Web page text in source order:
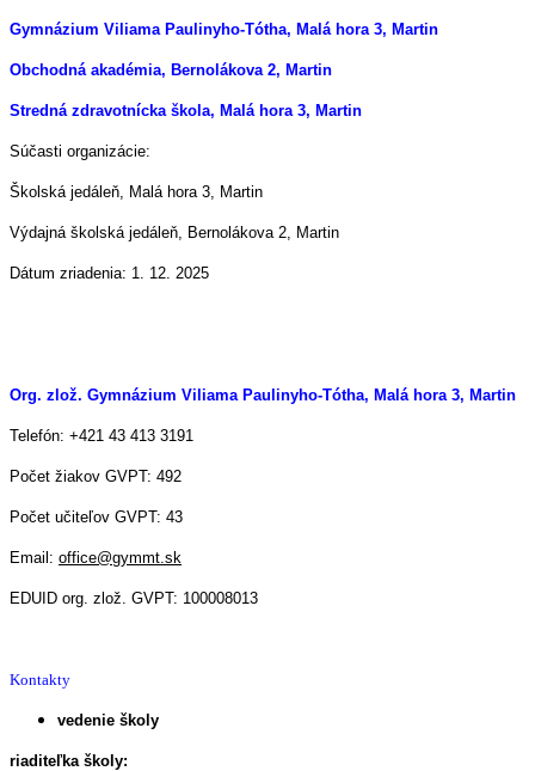
Gymnázium Viliama Paulinyho-Tótha, Malá hora 3, Martin
Obchodná akadémia, Bernolákova 2, Martin
Stredná zdravotnícka škola, Malá hora 3, Martin
Súčasti organizácie:
Školská jedáleň, Malá hora 3, Martin
Výdajná školská jedáleň, Bernolákova 2, Martin
Dátum zriadenia: 1. 12. 2025
Org. zlož. Gymnázium Viliama Paulinyho-Tótha, Malá hora 3, Martin
Telefón: +421 43 413 3191
Počet žiakov GVPT: 492
Počet učiteľov GVPT: 43
Email: office@gymmt.sk
EDUID org. zlož. GVPT: 100008013
Kontakty
vedenie školy
riaditeľka školy: